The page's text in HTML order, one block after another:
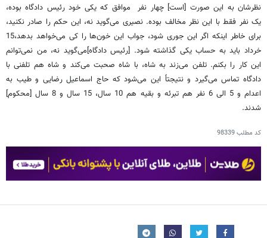
نظرشان به این صورت [است] چهار نفر موافق که یکی خود رئیس دادگاه بوده،
یک نفر فقط با این نظر مخالف بوده. نصیری می‌گوید نه، این حکم را صادر نکنید،
برای خاطر اینکه اگر این جوری شود، جواب این خون‌ها را کی می‌خواهد بدهد،15
خرداد باید به حساب یکی گذاشته شود. [رئیس دادگاه]می‌گوید نه، من نمی‌توانم
این کار را بکنم. تلفن می‌زند به شاه، با شاه صحبت می‌کند و شاه هم تلفنی با
دادگاه تماس می‌گیرد و نتیجتاً این می‌شود که حاج اسماعیل رضایی و طیب به
اعدام و 5 الی 6 نفر هم تبرئه و بقیه هم 10 سال، 15 سال و 8 سال [محکوم]
شدند.
کد مطلب98339